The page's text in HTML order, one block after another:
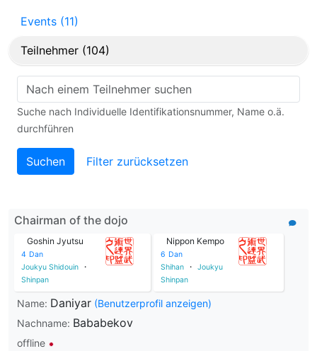
Events (11)
Teilnehmer (104)
Suche nach Individuelle Identifikationsnummer, Name o.ä.
durchführen
Filter zurücksetzen
Chairman of the dojo
Goshin Jyutsu
4 Dan
Joukyu Shidouin
・
Shinpan
Nippon Kempo
6 Dan
Shihan
・
Joukyu
Shinpan
Name: Daniyar (Benutzerprofil anzeigen)
Nachname: Bababekov
offline